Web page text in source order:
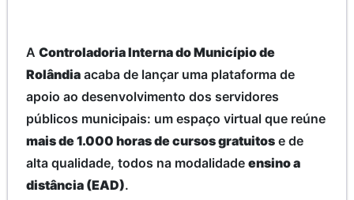
A Controladoria Interna do Município de
Rolândia acaba de lançar uma plataforma de
apoio ao desenvolvimento dos servidores
públicos municipais: um espaço virtual que reúne
mais de 1.000 horas de cursos gratuitos e de
alta qualidade, todos na modalidade ensino a
distância (EAD).